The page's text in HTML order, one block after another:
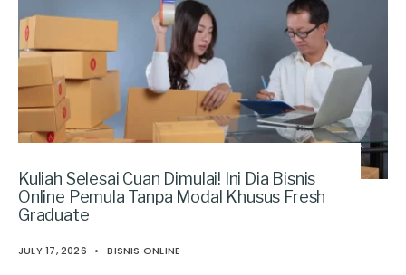
Kuliah Selesai Cuan Dimulai! Ini Dia Bisnis
Online Pemula Tanpa Modal Khusus Fresh
Graduate
JULY 17, 2026 • BISNIS ONLINE